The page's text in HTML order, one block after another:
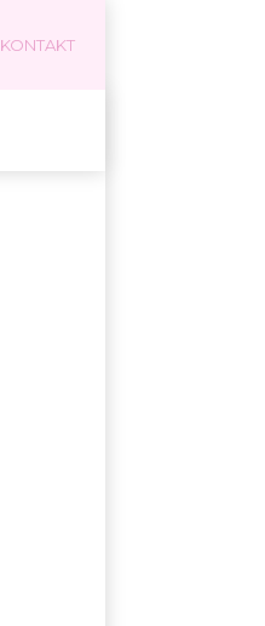
KONTAKT